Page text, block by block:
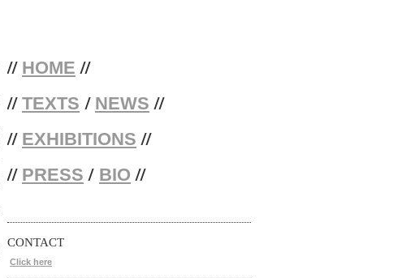
// HOME //
// TEXTS / NEWS //
// EXHIBITIONS //
// PRESS / BIO //
CONTACT
Click here